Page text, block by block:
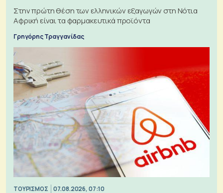
Στην πρώτη θέση των ελληνικών εξαγωγών στη Νότια
Αφρική είναι τα φαρμακευτικά προϊόντα
Γρηγόρης Τραγγανίδας
ΤΟΥΡΙΣΜΟΣ 07.08.2026, 07:10